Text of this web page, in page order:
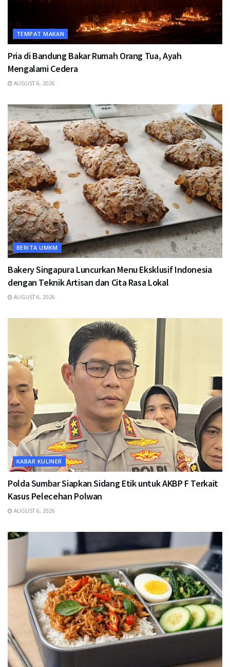
TEMPAT MAKAN
Pria di Bandung Bakar Rumah Orang Tua, Ayah
Mengalami Cedera
AUGUST 6, 2026
BERITA UMKM
Bakery Singapura Luncurkan Menu Eksklusif Indonesia
dengan Teknik Artisan dan Cita Rasa Lokal
AUGUST 6, 2026
KABAR KULINER
Polda Sumbar Siapkan Sidang Etik untuk AKBP F Terkait
Kasus Pelecehan Polwan
AUGUST 6, 2026